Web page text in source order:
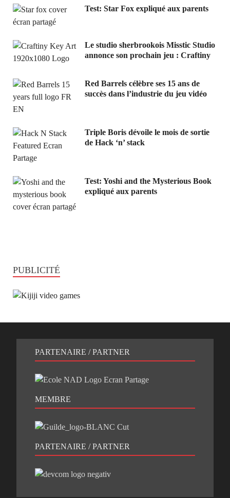
Test: Star Fox expliqué aux parents
Le studio sherbrookois Misstic Studio
annonce son prochain jeu : Craftiny
Red Barrels célèbre ses 15 ans de
succès dans l’industrie du jeu vidéo
Triple Boris dévoile le mois de sortie
de Hack ‘n’ stack
Test: Yoshi and the Mysterious Book
expliqué aux parents
PUBLICITÉ
PARTENAIRE / PARTNER
MEMBRE
PARTENAIRE / PARTNER